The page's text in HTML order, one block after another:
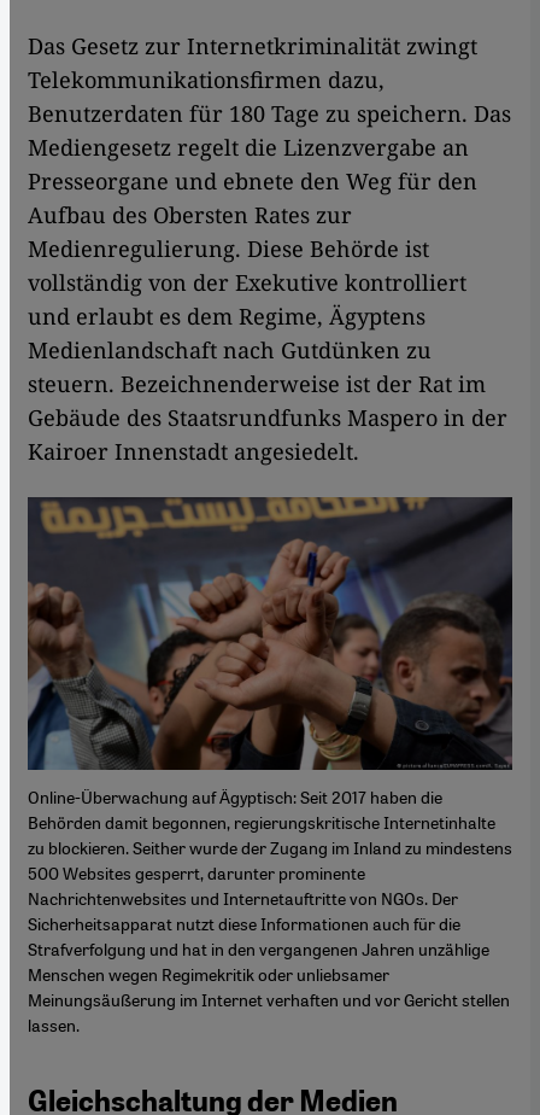
Das Gesetz zur Internetkriminalität zwingt
Telekommunikationsfirmen dazu,
Benutzerdaten für 180 Tage zu speichern. Das
Mediengesetz regelt die Lizenzvergabe an
Presseorgane und ebnete den Weg für den
Aufbau des Obersten Rates zur
Medienregulierung. Diese Behörde ist
vollständig von der Exekutive kontrolliert
und erlaubt es dem Regime, Ägyptens
Medienlandschaft nach Gutdünken zu
steuern. Bezeichnenderweise ist der Rat im
Gebäude des Staatsrundfunks Maspero in der
Kairoer Innenstadt angesiedelt.
Online-Überwachung auf Ägyptisch: Seit 2017 haben die
Behörden damit begonnen, regierungskritische Internetinhalte
zu blockieren. Seither wurde der Zugang im Inland zu mindestens
500 Websites gesperrt, darunter prominente
Nachrichtenwebsites und Internetauftritte von NGOs. Der
Sicherheitsapparat nutzt diese Informationen auch für die
Strafverfolgung und hat in den vergangenen Jahren unzählige
Menschen wegen Regimekritik oder unliebsamer
Meinungsäußerung im Internet verhaften und vor Gericht stellen
lassen.
Gleichschaltung der Medien